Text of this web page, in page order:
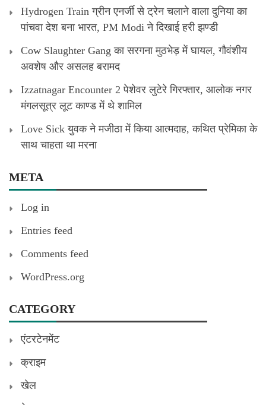
Hydrogen Train ग्रीन एनर्जी से ट्रेन चलाने वाला दुनिया का
पांचवा देश बना भारत, PM Modi ने दिखाई हरी झण्डी
Cow Slaughter Gang का सरगना मुठभेड़ में घायल, गौवंशीय
अवशेष और असलह बरामद
Izzatnagar Encounter 2 पेशेवर लुटेरे गिरफ्तार, आलोक नगर
मंगलसूत्र लूट काण्‍ड में थे शामिल
Love Sick युवक ने मजीठा में किया आत्मदाह, कथित प्रेमिका के
साथ चाहता था मरना
META
Log in
Entries feed
Comments feed
WordPress.org
CATEGORY
एंटरटेनमेंट
क्राइम
खेल